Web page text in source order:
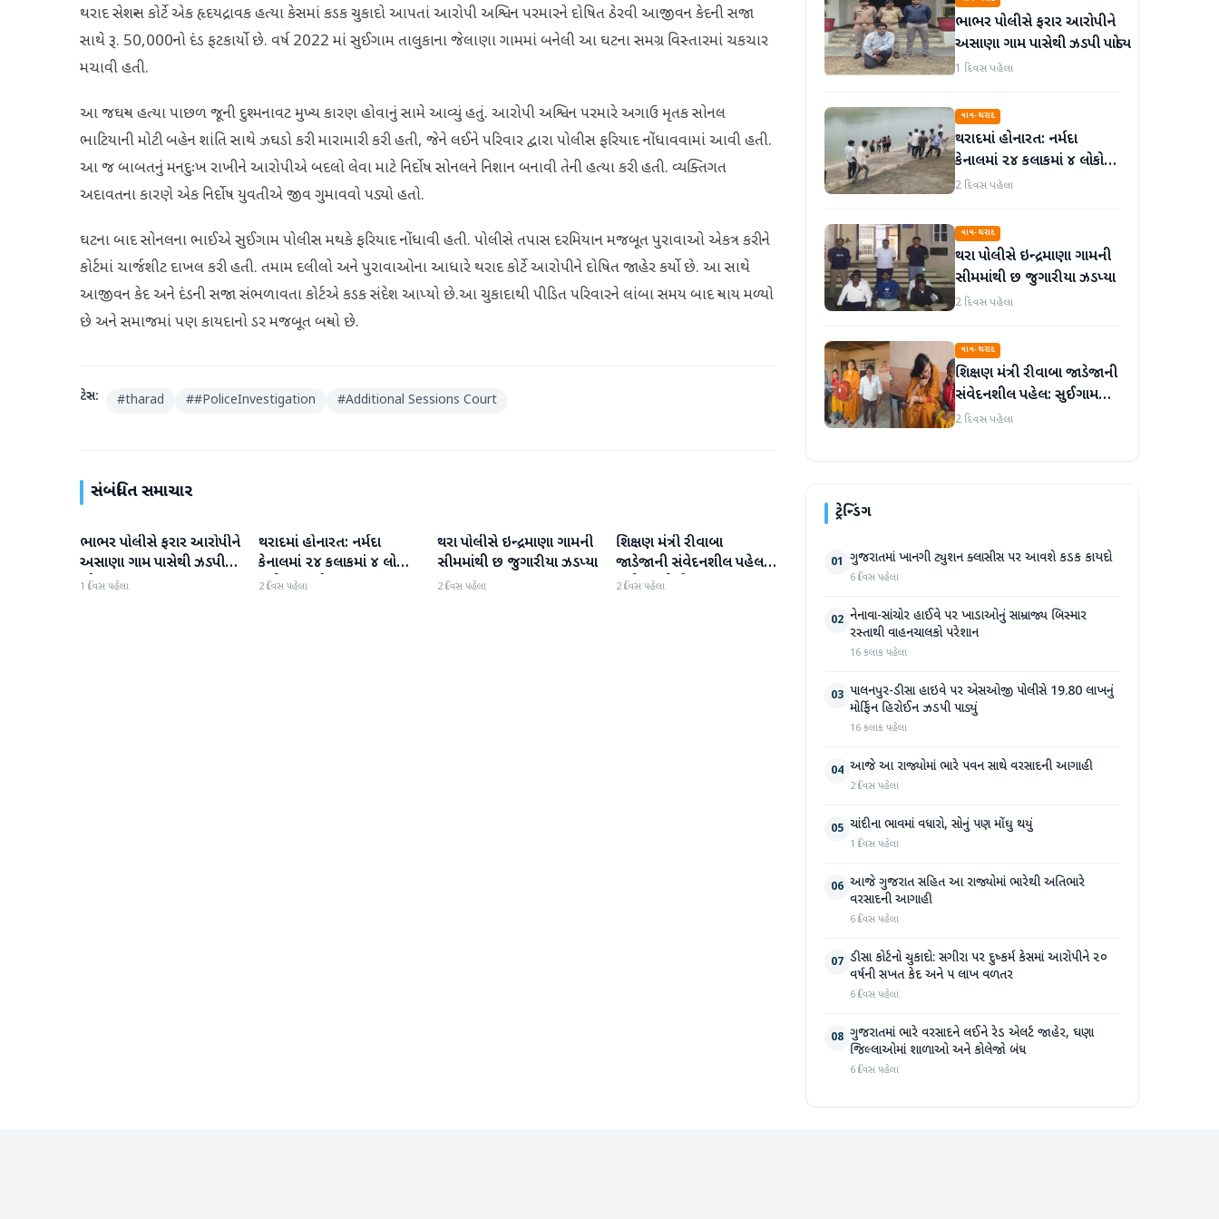
થરાદ સેશન્સ કોર્ટે એક હૃદયદ્રાવક હત્યા કેસમાં કડક ચુકાદો આપતાં આરોપી અશ્વિન પરમારને દોષિત ઠેરવી આજીવન કેદની સજા
સાથે રૂ. 50,000નો દંડ ફટકાર્યો છે. વર્ષ 2022 માં સુઈગામ તાલુકાના જેલાણા ગામમાં બનેલી આ ઘટના સમગ્ર વિસ્તારમાં ચકચાર
મચાવી હતી.
આ જઘન્ય હત્યા પાછળ જૂની દુશ્મનાવટ મુખ્ય કારણ હોવાનું સામે આવ્યું હતું. આરોપી અશ્વિન પરમારે અગાઉ મૃતક સોનલ
ભાટિયાની મોટી બહેન શાંતિ સાથે ઝઘડો કરી મારામારી કરી હતી, જેને લઈને પરિવાર દ્વારા પોલીસ ફરિયાદ નોંધાવવામાં આવી હતી.
આ જ બાબતનું મનદુઃખ રાખીને આરોપીએ બદલો લેવા માટે નિર્દોષ સોનલને નિશાન બનાવી તેની હત્યા કરી હતી. વ્યક્તિગત
અદાવતના કારણે એક નિર્દોષ યુવતીએ જીવ ગુમાવવો પડ્યો હતો.
ઘટના બાદ સોનલના ભાઈએ સુઈગામ પોલીસ મથકે ફરિયાદ નોંધાવી હતી. પોલીસે તપાસ દરમિયાન મજબૂત પુરાવાઓ એકત્ર કરીને
કોર્ટમાં ચાર્જશીટ દાખલ કરી હતી. તમામ દલીલો અને પુરાવાઓના આધારે થરાદ કોર્ટે આરોપીને દોષિત જાહેર કર્યો છે. આ સાથે
આજીવન કેદ અને દંડની સજા સંભળાવતા કોર્ટએ કડક સંદેશ આપ્યો છે.આ ચુકાદાથી પીડિત પરિવારને લાંબા સમય બાદ ન્યાય મળ્યો
છે અને સમાજમાં પણ કાયદાનો ડર મજબૂત બન્યો છે.
ટેગ્સ: #tharad ##PoliceInvestigation #Additional Sessions Court
સંબંધિત સમાચાર
વાવ-થરાદ
ભાભર પોલીસે ફરાર આરોપીને
અસાણા ગામ પાસેથી ઝડપી
પાડ્યો
1 દિવસ પહેલા
વાવ-થરાદ
થરાદમાં હોનારત: નર્મદા
કેનાલમાં ૨૪ કલાકમાં ૪ લોકો
ડૂબી જતાં મોત, પંથકમાં
2 દિવસ પહેલા
વાવ-થરાદ
થરા પોલીસે ઇન્દ્રમાણા ગામની
સીમમાંથી છ જુગારીયા ઝડપ્યા
2 દિવસ પહેલા
વાવ-થરાદ
શિક્ષણ મંત્રી રીવાબા
જાડેજાની સંવેદનશીલ પહેલ:
સુઈગામની ડ્રોપ-આઉટ
2 દિવસ પહેલા
ભાભર પોલીસે ફરાર આરોપીને
અસાણા ગામ પાસેથી ઝડપી પાડ્યો
1 દિવસ પહેલા
વાવ-થરાદ
થરાદમાં હોનારત: નર્મદા
કેનાલમાં ૨૪ કલાકમાં ૪ લોકો
ડૂબી જતાં મોત, પંથકમાં
2 દિવસ પહેલા
વાવ-થરાદ
થરા પોલીસે ઇન્દ્રમાણા ગામની
સીમમાંથી છ જુગારીયા ઝડપ્યા
2 દિવસ પહેલા
વાવ-થરાદ
શિક્ષણ મંત્રી રીવાબા જાડેજાની
સંવેદનશીલ પહેલ: સુઈગામની
ડ્રોપ-આઉટ દીકરીને ધોરણ-૯માં
2 દિવસ પહેલા
ટ્રેન્ડિંગ
01 ગુજરાતમાં ખાનગી ટ્યુશન ક્લાસીસ પર આવશે કડક કાયદો
6 દિવસ પહેલા
02 નેનાવા-સાંચોર હાઈવે પર ખાડાઓનું સામ્રાજ્ય બિસ્માર
રસ્તાથી વાહનચાલકો પરેશાન
16 કલાક પહેલા
03 પાલનપુર-ડીસા હાઇવે પર એસઓજી પોલીસે 19.80 લાખનું
મોર્ફિન હિરોઈન ઝડપી પાડ્યું
16 કલાક પહેલા
04 આજે આ રાજ્યોમાં ભારે પવન સાથે વરસાદની આગાહી
2 દિવસ પહેલા
05 ચાંદીના ભાવમાં વધારો, સોનું પણ મોંઘુ થયું
1 દિવસ પહેલા
06 આજે ગુજરાત સહિત આ રાજ્યોમાં ભારેથી અતિભારે
વરસાદની આગાહી
6 દિવસ પહેલા
07 ડીસા કોર્ટનો ચુકાદો: સગીરા પર દુષ્કર્મ કેસમાં આરોપીને ૨૦
વર્ષની સખત કેદ અને ૫ લાખ વળતર
6 દિવસ પહેલા
08 ગુજરાતમાં ભારે વરસાદને લઈને રેડ એલર્ટ જાહેર, ઘણા
જિલ્લાઓમાં શાળાઓ અને કોલેજો બંધ
6 દિવસ પહેલા